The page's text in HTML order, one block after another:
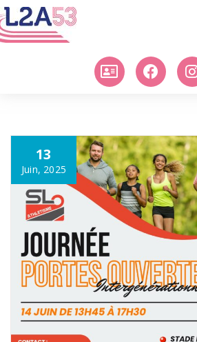
13
Juin, 2025